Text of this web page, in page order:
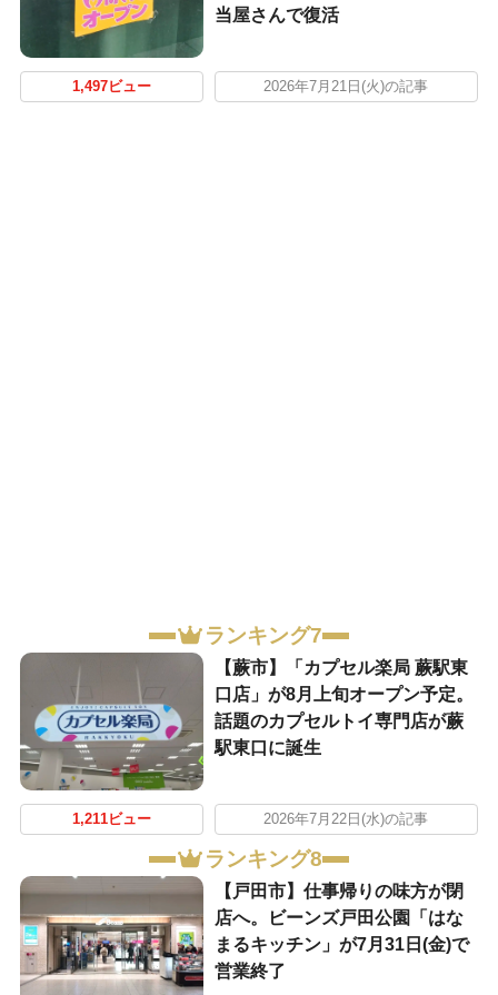
当屋さんで復活
1,497ビュー 2026年7月21日(火)の記事
ランキング7
【蕨市】「カプセル楽局 蕨駅東
口店」が8月上旬オープン予定。
話題のカプセルトイ専門店が蕨
駅東口に誕生
1,211ビュー 2026年7月22日(水)の記事
ランキング8
【戸田市】仕事帰りの味方が閉
店へ。ビーンズ戸田公園「はな
まるキッチン」が7月31日(金)で
営業終了